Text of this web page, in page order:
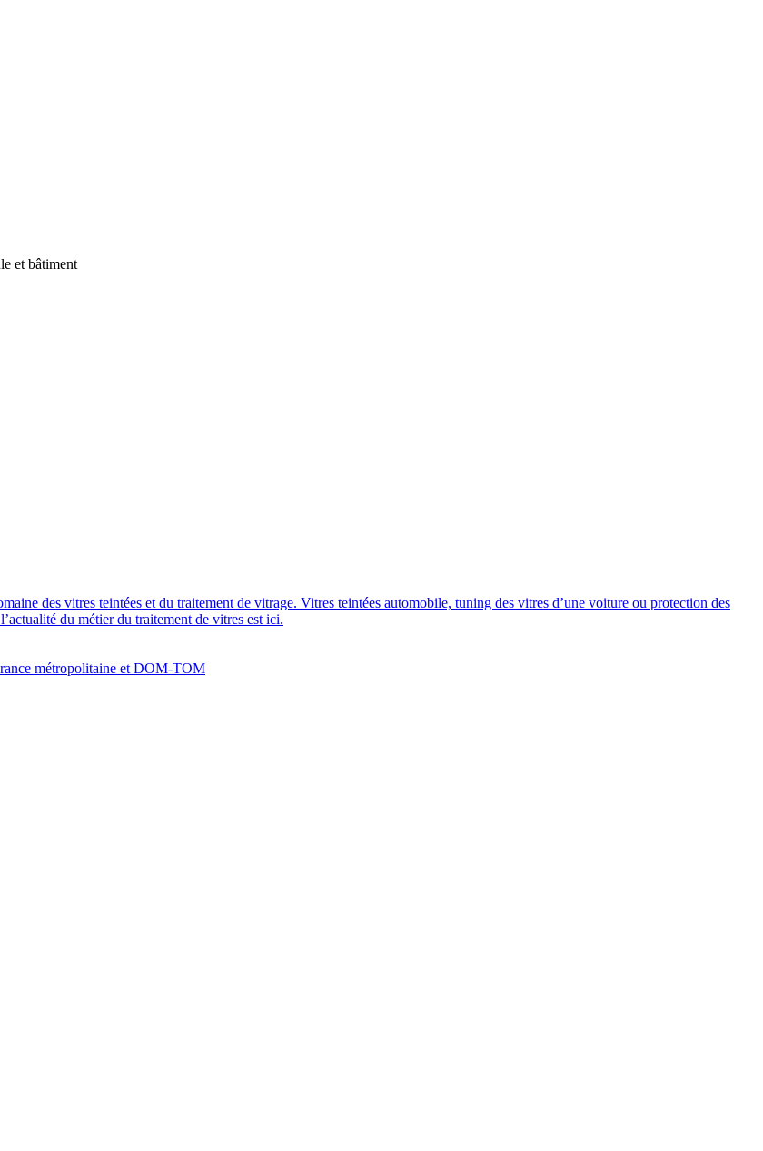
et bâtiment
des vitres teintées et du traitement de vitrage. Vitres teintées automobile, tuning des vitres d’une voiture ou protection des
du métier du traitement de vitres est ici.
métropolitaine et DOM-TOM